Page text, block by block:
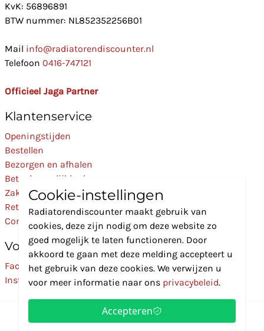
KvK: 56896891
BTW nummer: NL852352256B01
Mail info@radiatorendiscounter.nl
Telefoon 0416-747121
Officieel Jaga Partner
Klantenservice
Openingstijden
Bestellen
Bezorgen en afhalen
Betaalmogelijkheden
Zakelijk
Retourneren
Contact
Volg Ons
Facebook
Instagram
Cookie-instellingen
Radiatorendiscounter maakt gebruik van
cookies, deze zijn nodig om deze website zo
goed mogelijk te laten functioneren. Door
akkoord te gaan met deze melding accepteert u
het gebruik van deze cookies. We verwijzen u
voor meer informatie naar ons privacybeleid.
Accepteren